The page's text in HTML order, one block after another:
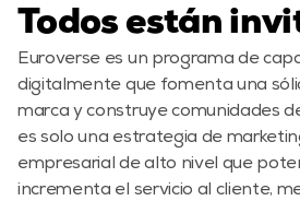
Todos están
Euroverse es un programa de
digitalmente que fomenta una
marca y construye comunidades
es solo una estrategia de
empresarial de alto nivel que
incrementa el servicio al cliente,